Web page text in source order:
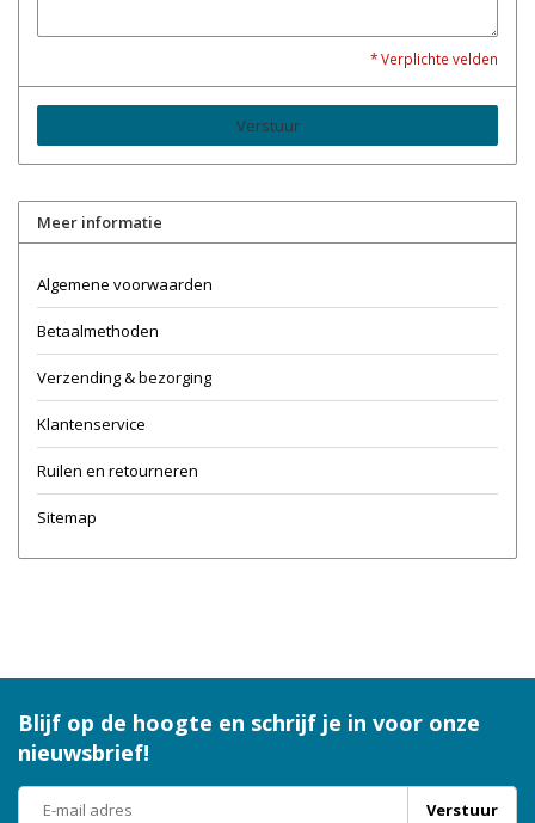
* Verplichte velden
Verstuur
Meer informatie
Algemene voorwaarden
Betaalmethoden
Verzending & bezorging
Klantenservice
Ruilen en retourneren
Sitemap
Blijf op de hoogte en schrijf je in voor onze
nieuwsbrief!
Verstuur